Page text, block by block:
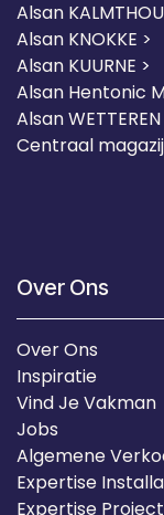
Alsan
Alsan KNOKKE >
Alsan KUURNE >
Alsan Hentonic
Alsan WETTEREN
Centraal
Over Ons
Over Ons
Inspiratie
Vind Je Vakman
Jobs
Algemene
Expertise
Expertise